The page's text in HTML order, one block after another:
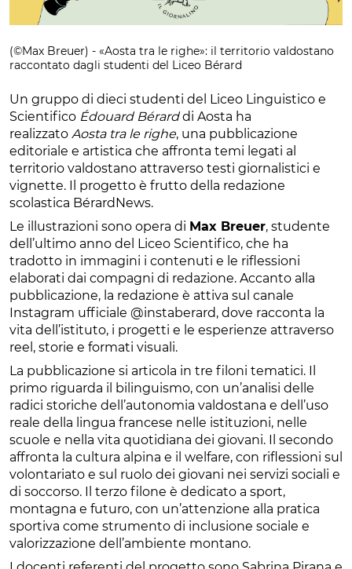
(©Max Breuer) - «Aosta tra le righe»: il territorio valdostano
raccontato dagli studenti del Liceo Bérard
Un gruppo di dieci studenti del Liceo Linguistico e
Scientifico Édouard Bérarddi Aosta ha
realizzato Aosta tra le righe, una pubblicazione
editoriale e artistica che affronta temi legati al
territorio valdostano attraverso testi giornalistici e
vignette. Il progetto è frutto della redazione
scolastica BérardNews.
Le illustrazioni sono opera di Max Breuer, studente
dell’ultimo anno del Liceo Scientifico, che ha
tradotto in immagini i contenuti e le riflessioni
elaborati dai compagni di redazione. Accanto alla
pubblicazione, la redazione è attiva sul canale
Instagram ufficiale @instaberard, dove racconta la
vita dell’istituto, i progetti e le esperienze attraverso
reel, storie e formati visuali.
La pubblicazione si articola in tre filoni tematici. Il
primo riguarda il bilinguismo, con un’analisi delle
radici storiche dell’autonomia valdostana e dell’uso
reale della lingua francese nelle istituzioni, nelle
scuole e nella vita quotidiana dei giovani. Il secondo
affronta la cultura alpina e il welfare, con riflessioni sul
volontariato e sul ruolo dei giovani nei servizi sociali e
di soccorso. Il terzo filone è dedicato a sport,
montagna e futuro, con un’attenzione alla pratica
sportiva come strumento di inclusione sociale e
valorizzazione dell’ambiente montano.